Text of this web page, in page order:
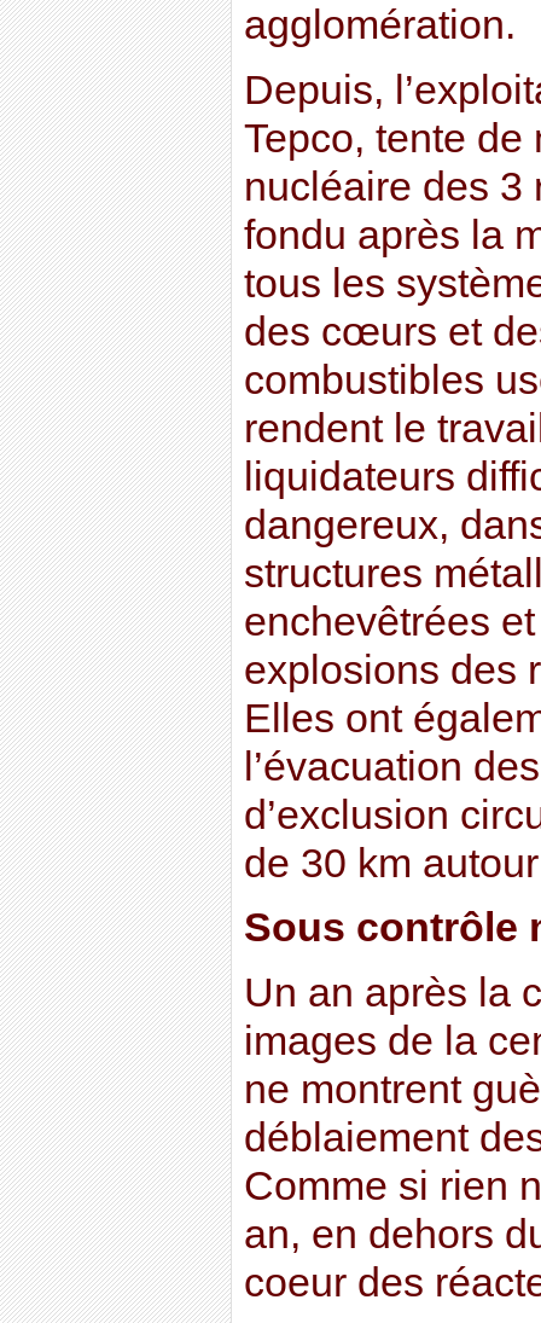
agglomération.
Depuis,
Tepco, tente de
nucléaire des 3
fondu après la
tous les
des cœurs et
combustibles
rendent le
liquidateurs
dangereux,
structures
enchevêtrées
explosions des
Elles ont
l’évacuation
d’exclusion
de 30 km
Sous contrôle
Un an après la
images de la
ne montrent
déblaiement
Comme si rien
an, en dehors
coeur des